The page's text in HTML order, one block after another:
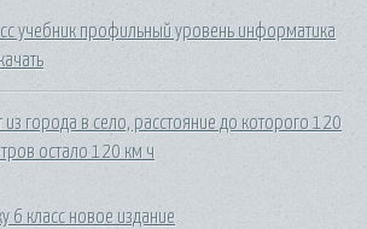
учебник профильный уровень информатика
из города в село, расстояние до которого 120
остало 120 км ч
6 класс новое издание